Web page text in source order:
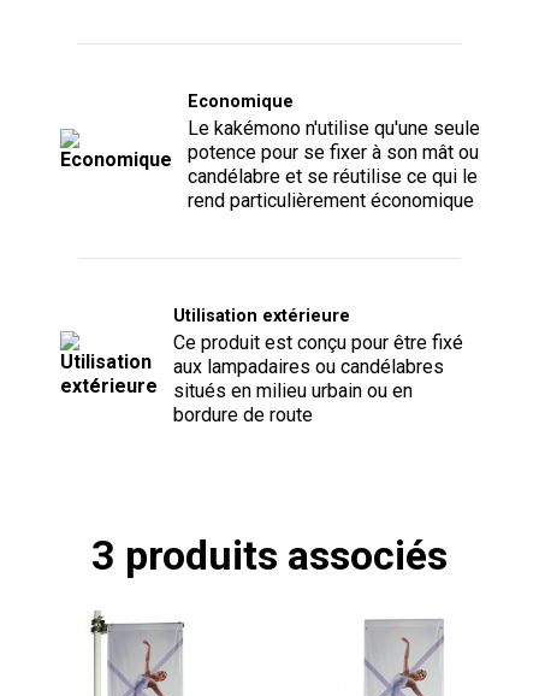
Economique
Le kakémono n'utilise qu'une seule
potence pour se fixer à son mât ou
candélabre et se réutilise ce qui le
rend particulièrement économique
Utilisation extérieure
Ce produit est conçu pour être fixé
aux lampadaires ou candélabres
situés en milieu urbain ou en
bordure de route
3 produits associés